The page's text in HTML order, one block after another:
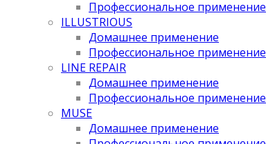
Профессиональное применение
ILLUSTRIOUS
Домашнее применение
Профессиональное применение
LINE REPAIR
Домашнее применение
Профессиональное применение
MUSE
Домашнее применение